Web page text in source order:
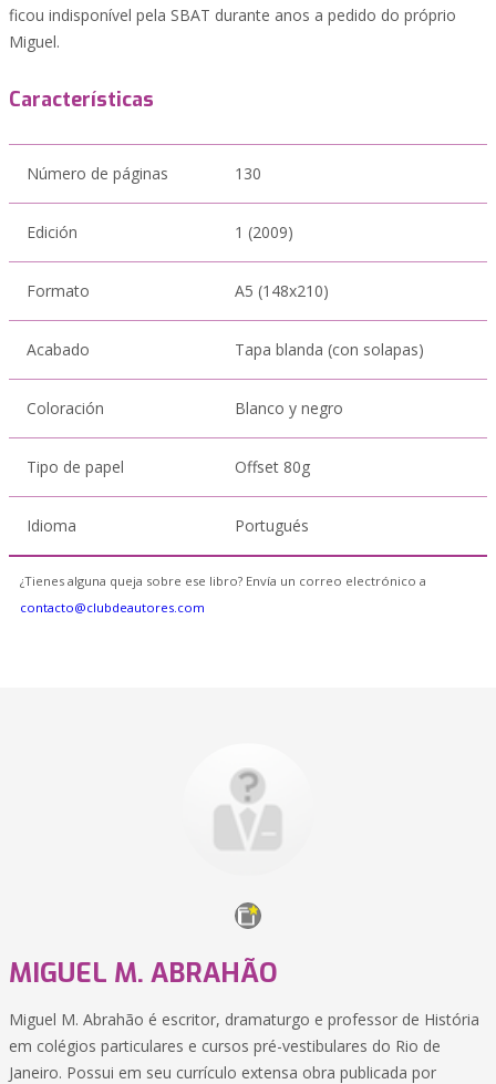
ficou indisponível pela SBAT durante anos a pedido do próprio
Miguel.
Características
Número de páginas 130
Edición 1 (2009)
Formato A5 (148x210)
Acabado Tapa blanda (con solapas)
Coloración Blanco y negro
Tipo de papel Offset 80g
Idioma Portugués
¿Tienes alguna queja sobre ese libro? Envía un correo electrónico a
contacto@clubdeautores.com
MIGUEL M. ABRAHÃO
Miguel M. Abrahão é escritor, dramaturgo e professor de História
em colégios particulares e cursos pré-vestibulares do Rio de
Janeiro. Possui em seu currículo extensa obra publicada por